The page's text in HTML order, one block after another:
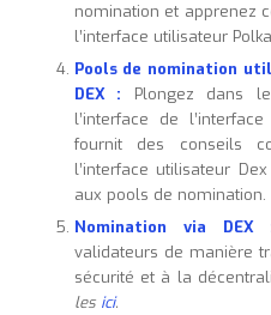
nomination et apprenez
l’interface utilisateur
Pools de nomination
DEX : Plongez dans
l’interface de
fournit des conseils
l’interface utilisateur
aux pools de nomination.
Nomination via DEX
validateurs de manière
sécurité et à la
les ici.